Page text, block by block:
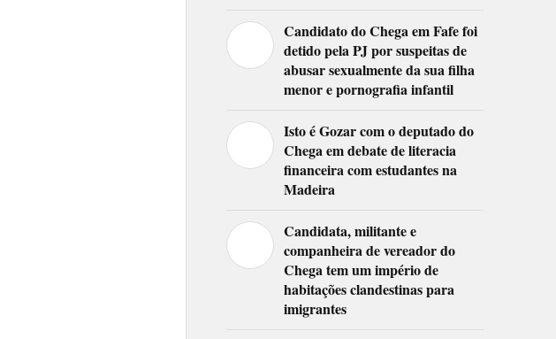
Candidato do Chega em Fafe foi
detido pela PJ por suspeitas de
abusar sexualmente da sua filha
menor e pornografia infantil
Isto é Gozar com o deputado do
Chega em debate de literacia
financeira com estudantes na
Madeira
Candidata, militante e
companheira de vereador do
Chega tem um império de
habitações clandestinas para
imigrantes